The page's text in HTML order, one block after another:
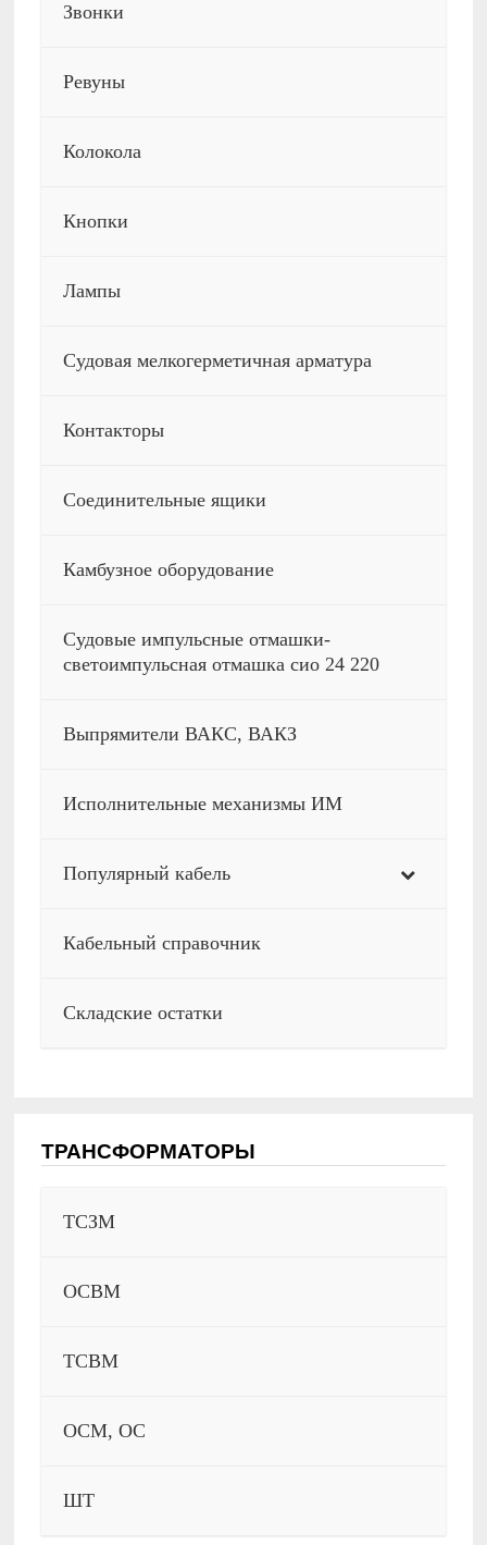
Звонки
Ревуны
Колокола
Кнопки
Лампы
Судовая мелкогерметичная арматура
Контакторы
Соединительные ящики
Камбузное оборудование
Судовые импульсные отмашки-
светоимпульсная отмашка сио 24 220
Выпрямители ВАКС, ВАКЗ
Исполнительные механизмы ИМ
Популярный кабель
Кабельный справочник
Складские остатки
ТРАНСФОРМАТОРЫ
ТСЗМ
ОСВМ
ТСВМ
ОСМ, ОС
ШТ